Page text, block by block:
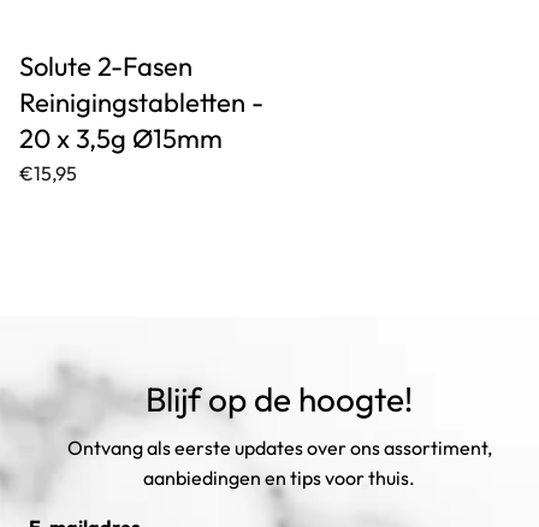
Solute 2-Fasen
Reinigingstabletten -
20 x 3,5g Ø15mm
€15,95
Blijf op de hoogte!
Ontvang als eerste updates over ons assortiment,
aanbiedingen en tips voor thuis.